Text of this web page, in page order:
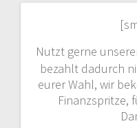
Nutzt gerne
bezahlt dadurch
eurer Wahl, wir
Finanzspritze,